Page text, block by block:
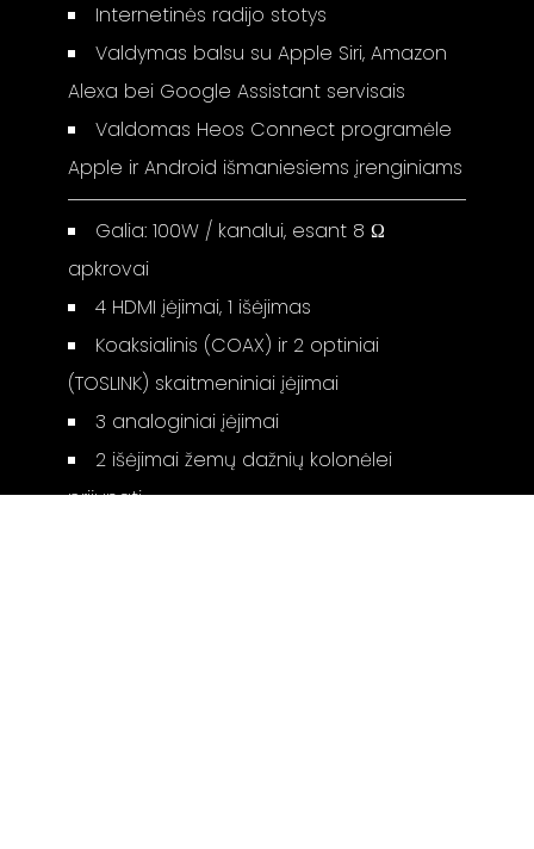
Internetinės radijo stotys
Valdymas balsu su Apple Siri, Amazon
Alexa bei Google Assistant servisais
Valdomas Heos Connect programėle
Apple ir Android išmaniesiems įrenginiams
Galia: 100W / kanalui, esant 8 Ω
apkrovai
4 HDMI įėjimai, 1 išėjimas
Koaksialinis (COAX) ir 2 optiniai
(TOSLINK) skaitmeniniai įėjimai
3 analoginiai įėjimai
2 išėjimai žemų dažnių kolonėlei
prijungti